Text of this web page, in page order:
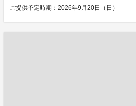
ご提供予定時期：2026年9月20日（日）